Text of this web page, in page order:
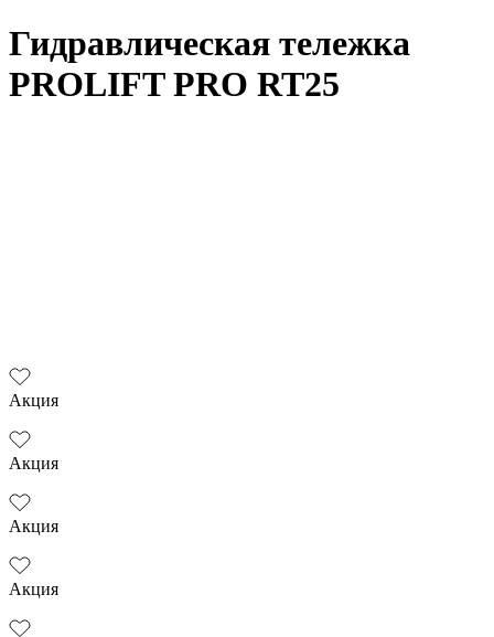
Гидравлическая тележка
PROLIFT PRO RT25
Акция
Акция
Акция
Акция